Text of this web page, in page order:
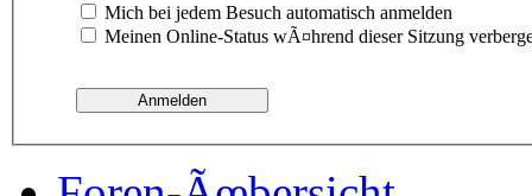
Mich bei jedem Besuch automatisch anmelden
Meinen Online-Status wÃ¤hrend dieser Sitzung